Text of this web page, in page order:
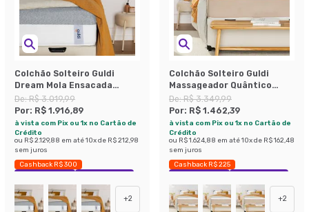
Colchão Solteiro Guldi
Dream Mola Ensacada
(30x88x188) Cinza e Branco
De:R$ 3.019,99
Por: R$ 1.916,89
à vista com Pix ou 1x no Cartão de
Crédito
ou R$ 2.129,88 em até10x de R$ 212,98
sem juros
Cashback R$ 300
Exclusivo Mobly
Economize 36%
+2
Colchão Solteiro Guldi
Massageador Quântico
Molas Ensacadas
(30x88x188) Branco e Bege
De:R$ 3.349,99
Por: R$ 1.462,39
à vista com Pix ou 1x no Cartão de
Crédito
ou R$ 1.624,88 em até10x de R$ 162,48
sem juros
Cashback R$ 225
Exclusivo Mobly
Economize 56%
+2